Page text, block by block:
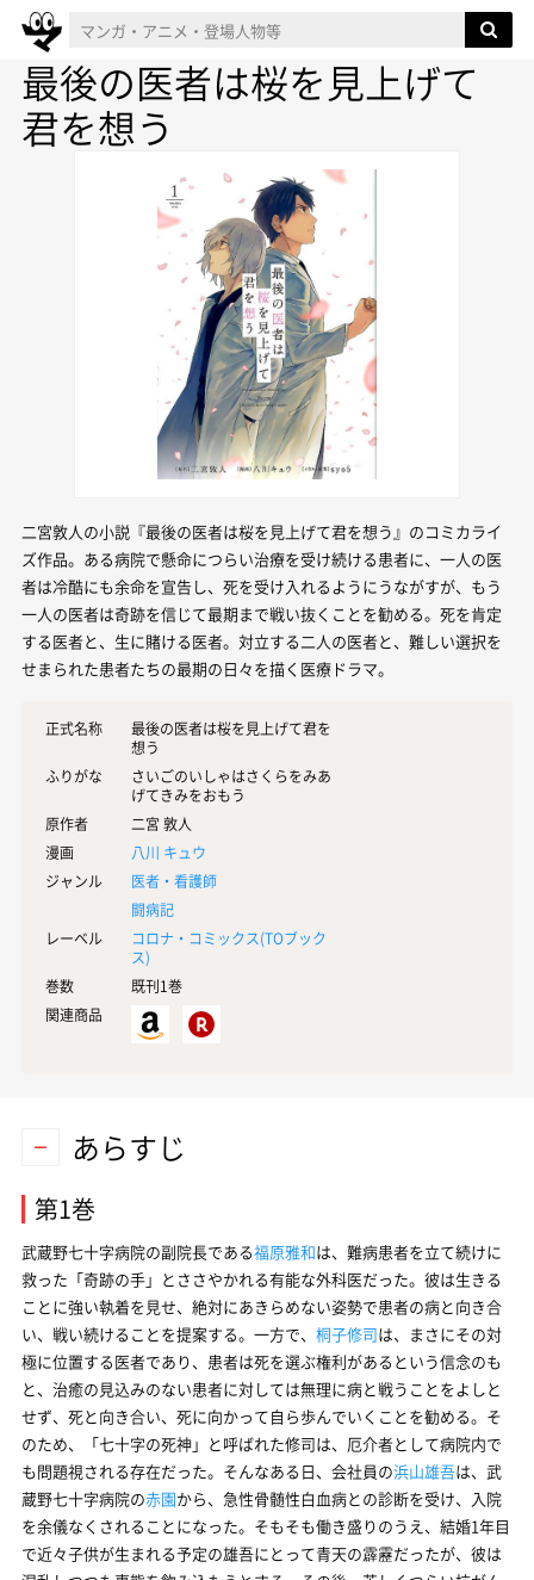
最後の医者は桜を見上げて
君を想う
二宮敦人の小説『最後の医者は桜を見上げて君を想う』のコミカライ
ズ作品。ある病院で懸命につらい治療を受け続ける患者に、一人の医
者は冷酷にも余命を宣告し、死を受け入れるようにうながすが、もう
一人の医者は奇跡を信じて最期まで戦い抜くことを勧める。死を肯定
する医者と、生に賭ける医者。対立する二人の医者と、難しい選択を
せまられた患者たちの最期の日々を描く医療ドラマ。
正式名称
最後の医者は桜を見上げて君を
想う
ふりがな
さいごのいしゃはさくらをみあ
げてきみをおもう
原作者
二宮 敦人
漫画
八川 キュウ
ジャンル
医者・看護師
闘病記
レーベル
コロナ・コミックス(TOブック
ス)
巻数
既刊1巻
関連商品
あらすじ
第1巻
武蔵野七十字病院の副院長である福原雅和は、難病患者を立て続けに
救った「奇跡の手」とささやかれる有能な外科医だった。彼は生きる
ことに強い執着を見せ、絶対にあきらめない姿勢で患者の病と向き合
い、戦い続けることを提案する。一方で、 桐子修司は、まさにその対
極に位置する医者であり、患者は死を選ぶ権利があるという信念のも
と、治癒の見込みのない患者に対しては無理に病と戦うことをよしと
せず、死と向き合い、死に向かって自ら歩んでいくことを勧める。そ
のため、「七十字の死神」と呼ばれた修司は、厄介者として病院内で
も問題視される存在だった。そんなある日、会社員の浜山雄吾は、武
蔵野七十字病院の赤園から、急性骨髄性白血病との診断を受け、入院
を余儀なくされることになった。そもそも働き盛りのうえ、結婚1年目
で近々子供が生まれる予定の雄吾にとって青天の霹靂だったが、彼は